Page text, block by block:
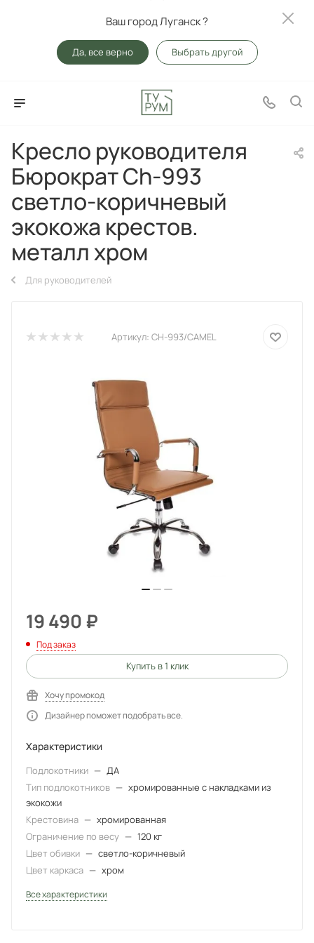
Ваш город Луганск ?
Да, все верно Выбрать другой
Кресло руководителя
Бюрократ Ch-993
светло-коричневый
экокожа крестов.
металл хром
Для руководителей
Артикул: CH-993/CAMEL
19 490₽
Под заказ
Купить в 1 клик
Хочу промокод
Дизайнер поможет подобрать все.
Характеристики
Подлокотники — ДА
Тип подлокотников — хромированные с накладками из
экокожи
Крестовина — хромированная
Ограничение по весу — 120 кг
Цвет обивки — светло-коричневый
Цвет каркаса — хром
Все характеристики